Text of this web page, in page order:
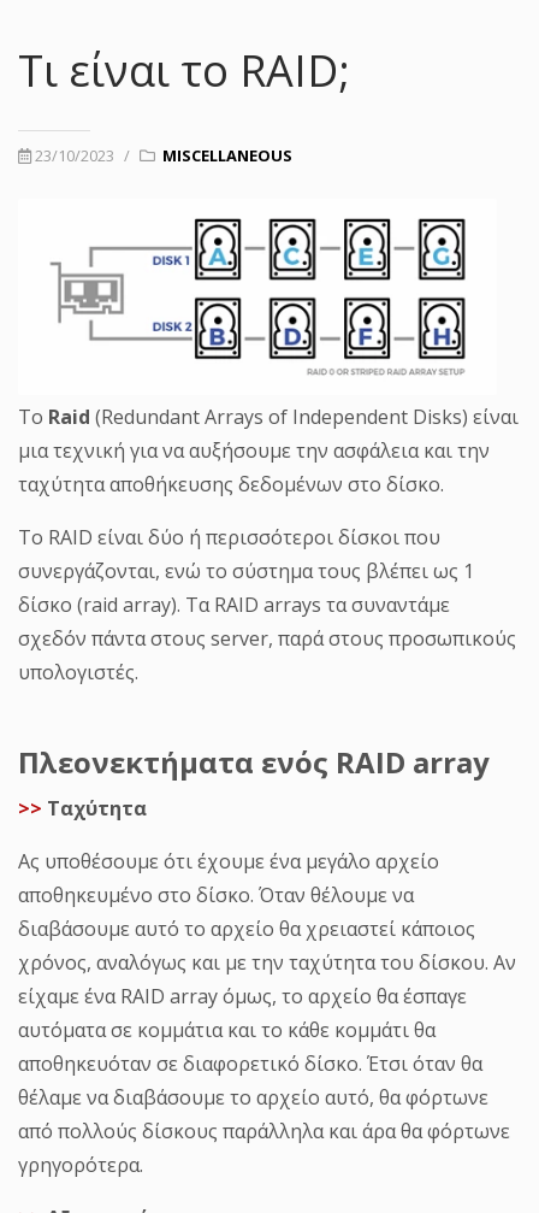
Τι είναι το RAID;
23/10/2023 / MISCELLANEOUS
Το Raid (Redundant Arrays of Independent Disks) είναι
μια τεχνική για να αυξήσουμε την ασφάλεια και την
ταχύτητα αποθήκευσης δεδομένων στο δίσκο.
Το RAID είναι δύο ή περισσότεροι δίσκοι που
συνεργάζονται, ενώ το σύστημα τους βλέπει ως 1
δίσκο (raid array). Τα RAID arrays τα συναντάμε
σχεδόν πάντα στους server, παρά στους προσωπικούς
υπολογιστές.
Πλεονεκτήματα ενός RAID array
>> Ταχύτητα
Ας υποθέσουμε ότι έχουμε ένα μεγάλο αρχείο
αποθηκευμένο στο δίσκο. Όταν θέλουμε να
διαβάσουμε αυτό το αρχείο θα χρειαστεί κάποιος
χρόνος, αναλόγως και με την ταχύτητα του δίσκου. Αν
είχαμε ένα RAID array όμως, το αρχείο θα έσπαγε
αυτόματα σε κομμάτια και το κάθε κομμάτι θα
αποθηκευόταν σε διαφορετικό δίσκο. Έτσι όταν θα
θέλαμε να διαβάσουμε το αρχείο αυτό, θα φόρτωνε
από πολλούς δίσκους παράλληλα και άρα θα φόρτωνε
γρηγορότερα.